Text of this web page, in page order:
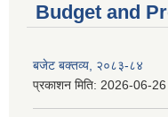
Budget and
बजेट बक्तव्य, २०८३-८४
प्रकाशन मिति: 2026-06-26